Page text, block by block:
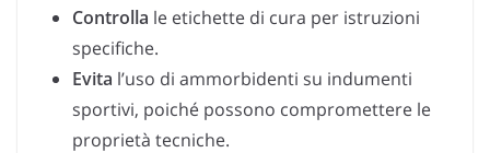
Controlla le etichette di cura per istruzioni
specifiche.
Evita l’uso di ammorbidenti su indumenti
sportivi, poiché possono compromettere le
proprietà tecniche.